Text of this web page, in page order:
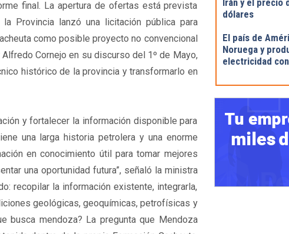
final. La apertura de ofertas está prevista
Provincia lanzó una licitación pública para
como posible proyecto no convencional
Cornejo en su discurso del 1º de Mayo,
histórico de la provincia y transformarlo en
y fortalecer la información disponible para
una larga historia petrolera y una enorme
en conocimiento útil para tomar mejores
una oportunidad futura”, señaló la ministra
recopilar la información existente, integrarla,
geológicas, geoquímicas, petrofísicas y
busca mendoza? La pregunta que Mendoza
Irán y el precio
dólares
El país de
Noruega y
electricidad